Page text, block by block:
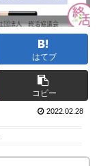
はてブ
コピー
2022.02.28